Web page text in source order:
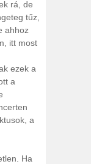
rá, de
tűz,
ahhoz
itt most
ezek a
a
a
Ha